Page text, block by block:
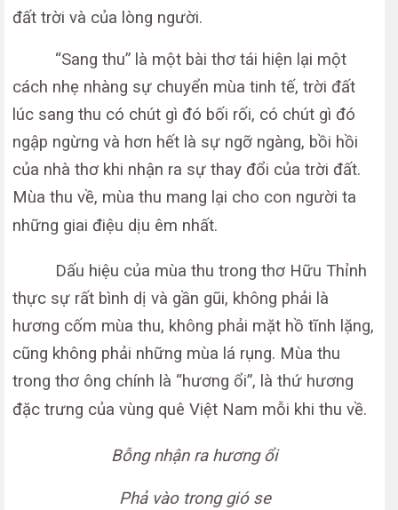
đất trời và của lòng người.
“Sang thu” là một bài thơ tái hiện lại một
cách nhẹ nhàng sự chuyển mùa tinh tế, trời đất
lúc sang thu có chút gì đó bối rối, có chút gì đó
ngập ngừng và hơn hết là sự ngỡ ngàng, bồi hồi
của nhà thơ khi nhận ra sự thay đổi của trời đất.
Mùa thu về, mùa thu mang lại cho con người ta
những giai điệu dịu êm nhất.
Dấu hiệu của mùa thu trong thơ Hữu Thỉnh
thực sự rất bình dị và gần gũi, không phải là
hương cốm mùa thu, không phải mặt hồ tĩnh lặng,
cũng không phải những mùa lá rụng. Mùa thu
trong thơ ông chính là “hương ổi”, là thứ hương
đặc trưng của vùng quê Việt Nam mỗi khi thu về.
Bỗng nhận ra hương ổi
Phả vào trong gió se